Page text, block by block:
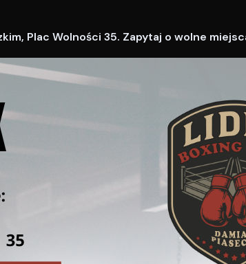
Plac Wolności 35. Zapytaj o wolne